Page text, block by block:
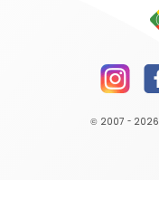
© 2007 - 2026